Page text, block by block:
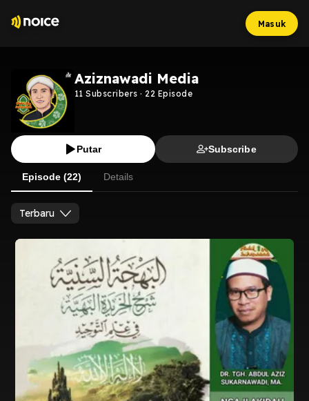
Masuk
Aziznawadi Media
11 Subscribers · 22 Episode
Putar Subscribe
Episode (22) Details
Terbaru